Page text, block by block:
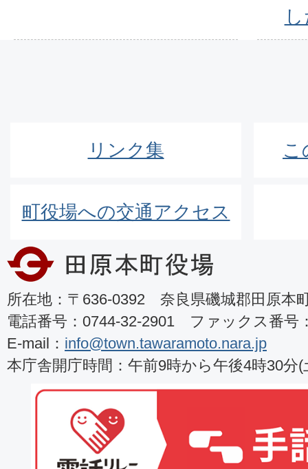
リンク集 こ
町役場への交通アクセス
所在地：〒636-0392 奈良県磯城郡田原本
電話番号：0744-32-2901 ファックス番号
E-mail： info@town.tawaramoto.nara.jp
本庁舎開庁時間：午前9時から午後4時30分